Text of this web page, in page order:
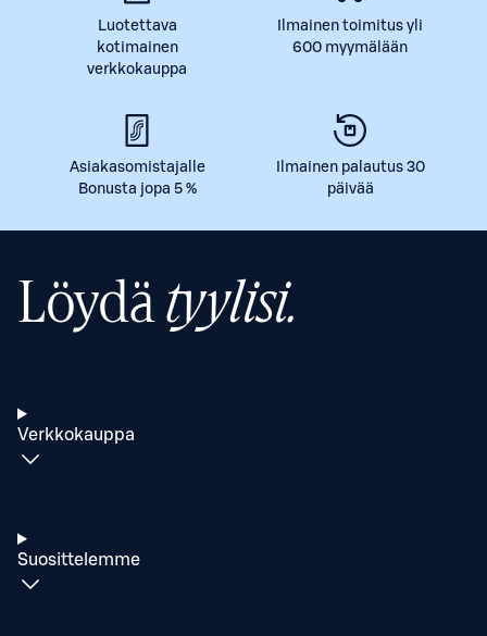
Luotettava
kotimainen
verkkokauppa
Ilmainen toimitus yli
600 myymälään
Asiakasomistajalle
Bonusta jopa 5 %
Ilmainen palautus 30
päivää
Löydätyylisi.
Verkkokauppa
Suosittelemme